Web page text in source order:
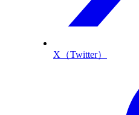
X（Twitter）